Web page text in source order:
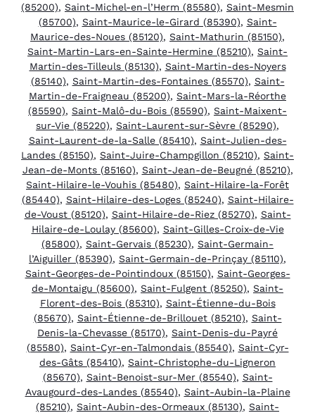
(85200), Saint-Michel-en-l’Herm (85580), Saint-Mesmin
(85700), Saint-Maurice-le-Girard (85390), Saint-
Maurice-des-Noues (85120), Saint-Mathurin (85150),
Saint-Martin-Lars-en-Sainte-Hermine (85210), Saint-
Martin-des-Tilleuls (85130), Saint-Martin-des-Noyers
(85140), Saint-Martin-des-Fontaines (85570), Saint-
Martin-de-Fraigneau (85200), Saint-Mars-la-Réorthe
(85590), Saint-Malô-du-Bois (85590), Saint-Maixent-
sur-Vie (85220), Saint-Laurent-sur-Sèvre (85290),
Saint-Laurent-de-la-Salle (85410), Saint-Julien-des-
Landes (85150), Saint-Juire-Champgillon (85210), Saint-
Jean-de-Monts (85160), Saint-Jean-de-Beugné (85210),
Saint-Hilaire-le-Vouhis (85480), Saint-Hilaire-la-Forêt
(85440), Saint-Hilaire-des-Loges (85240), Saint-Hilaire-
de-Voust (85120), Saint-Hilaire-de-Riez (85270), Saint-
Hilaire-de-Loulay (85600), Saint-Gilles-Croix-de-Vie
(85800), Saint-Gervais (85230), Saint-Germain-
l’Aiguiller (85390), Saint-Germain-de-Prinçay (85110),
Saint-Georges-de-Pointindoux (85150), Saint-Georges-
de-Montaigu (85600), Saint-Fulgent (85250), Saint-
Florent-des-Bois (85310), Saint-Étienne-du-Bois
(85670), Saint-Étienne-de-Brillouet (85210), Saint-
Denis-la-Chevasse (85170), Saint-Denis-du-Payré
(85580), Saint-Cyr-en-Talmondais (85540), Saint-Cyr-
des-Gâts (85410), Saint-Christophe-du-Ligneron
(85670), Saint-Benoist-sur-Mer (85540), Saint-
Avaugourd-des-Landes (85540), Saint-Aubin-la-Plaine
(85210), Saint-Aubin-des-Ormeaux (85130), Saint-